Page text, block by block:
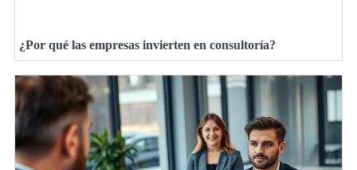
¿Por qué las empresas invierten en consultoría?